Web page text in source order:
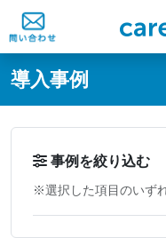
@ -0,0 +1,60 @@
導入事例
事例を絞り込む
※選択した項目のいず